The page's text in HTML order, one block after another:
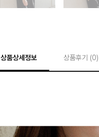
상품상세정보 상품후기 (0)